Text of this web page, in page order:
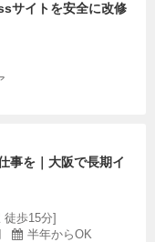
サイトを安全に改修
事を｜大阪で長期イ
歩15分]
半年からOK